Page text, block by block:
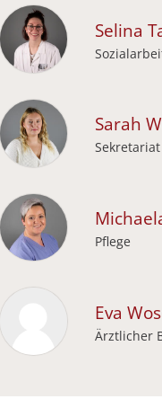
Selina
Sarah
Sekretariat
Pflege
Eva
Ärztlicher